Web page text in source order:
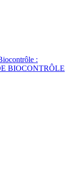
:
BIOCONTRÔLE